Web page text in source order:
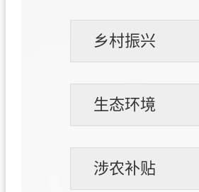
乡村振兴
生态环境
涉农补贴